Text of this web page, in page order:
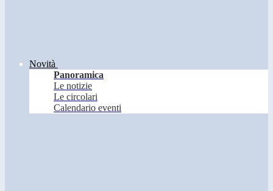
Novità
Panoramica
Le notizie
Le circolari
Calendario eventi